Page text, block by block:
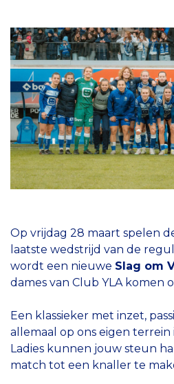
Op vrijdag 28 maart spelen
laatste wedstrijd van de
wordt een nieuwe Slag om
dames van Club YLA komen
Een klassieker met inzet,
allemaal op ons eigen terrein
Ladies kunnen jouw steun
match tot een knaller te